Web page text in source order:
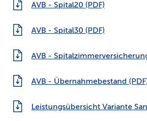
AVB - Spital20 (PDF)
AVB - Spital30 (PDF)
AVB -
AVB - Übernahmebestand
Leistungsübersicht Variante